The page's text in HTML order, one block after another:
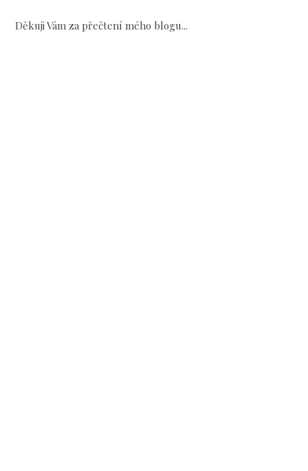
Děkuji Vám za přečtení mého blogu...